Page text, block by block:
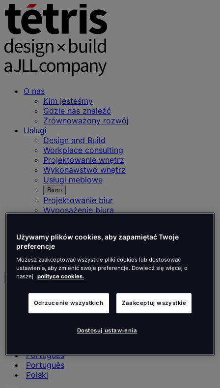
O nas
Kim jesteśmy
Gdzie nas znaleźć
Zrównoważony rozwój
Usługi
Design and Build
Workplace consulting
Projektowanie wnętrz
Wykonawstwo wnętrz
Usługi meblowe
Biuro
Projektowanie biur
Wyposażenie biura
Realizacje
Aktualności
Kontakt
Polski
English
Français
Deutsch
Português
Português
Polski
Używamy plików cookies, aby zapamiętać Twoje
preferencje
Możesz zaakceptować wszystkie pliki cookies lub dostosować
ustawienia, aby zmienić swoje preferencje. Dowiedź się więcej o
naszej
polityce cookies.
Odrzucenie wszystkich Zaakceptuj wszystkie
Dostosuj ustawienia